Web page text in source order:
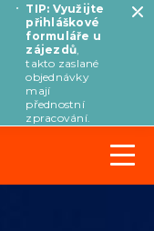
TIP: Využijte
přihláškové
formuláře u
zájezdů
takto zaslané
objednávky
mají
přednostní
zpracování.